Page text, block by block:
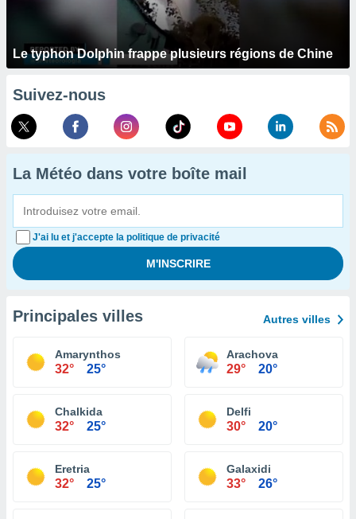
Le typhon Dolphin frappe plusieurs régions de Chine
Suivez-nous
La Météo dans votre boîte mail
J'ai lu et j'accepte la politique de privacité
Principales villes Autres villes
Amarynthos
32° 25°
Arachova
29° 20°
Chalkida
32° 25°
Delfi
30° 20°
Eretria
32° 25°
Galaxidi
33° 26°